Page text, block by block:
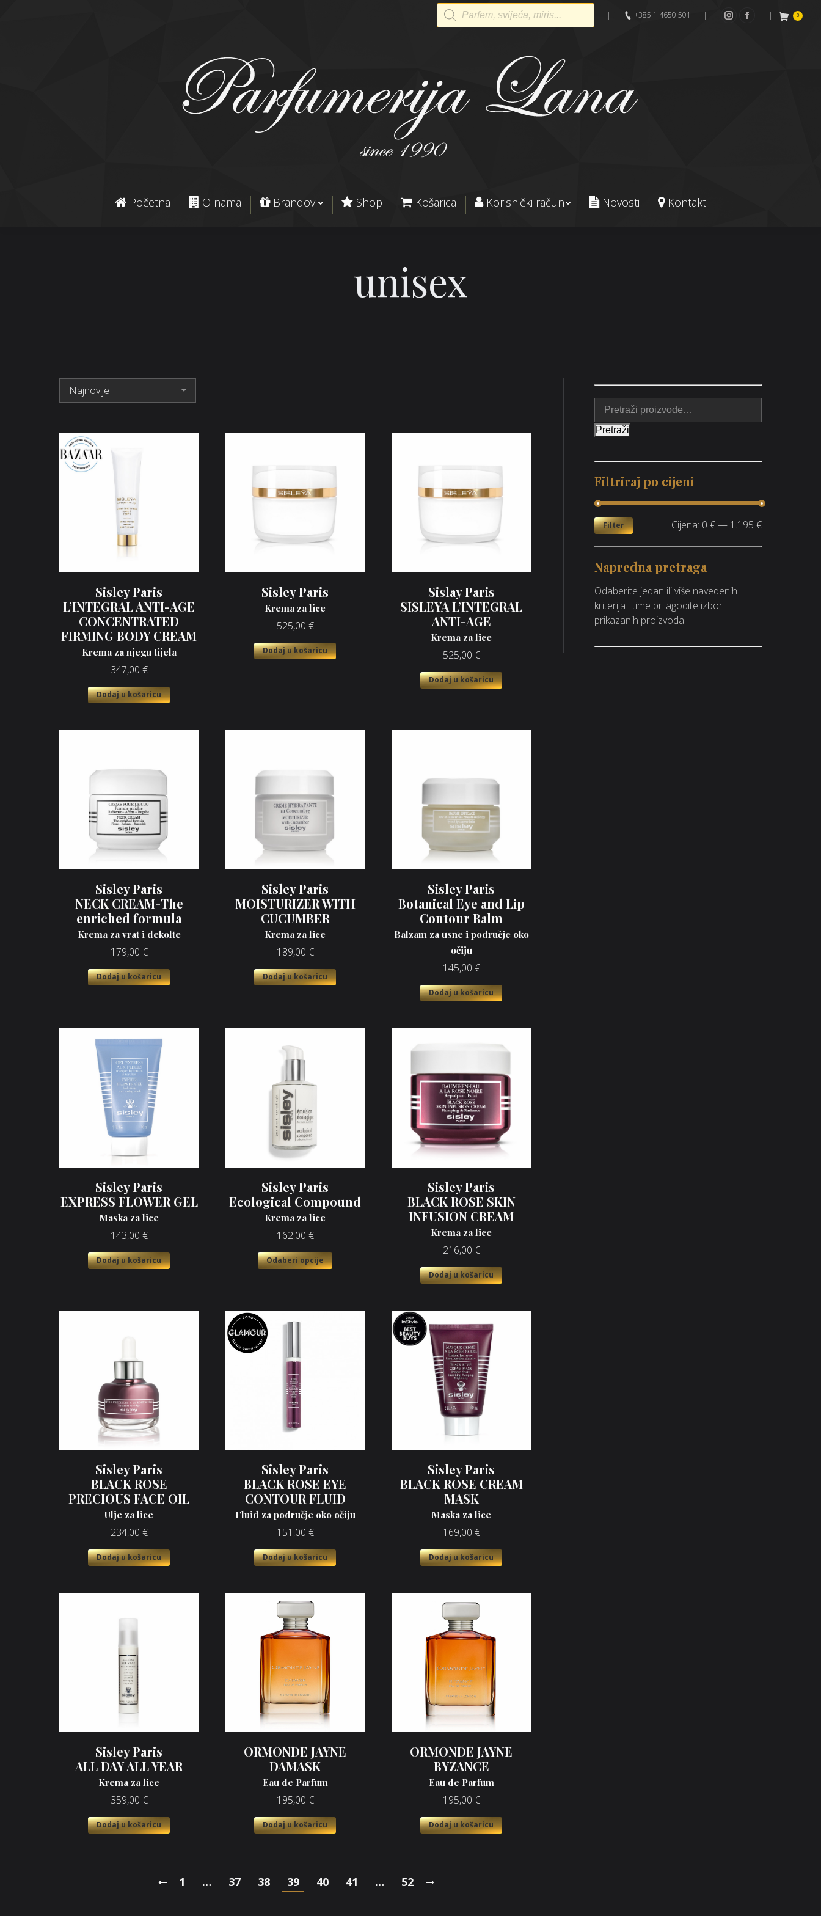
Products
search
| +385 1 4650 501 |
Instagram
Facebook
| 0
Početna O nama Brandovi Shop Košarica Korisnički račun Novosti Kontakt
unisex
Sisley Paris
L’INTEGRAL ANTI-AGE
CONCENTRATED
FIRMING BODY CREAM
Krema za njegu tijela
347,00 €
Dodaj u košaricu
Sisley Paris
Krema za lice
525,00 €
Dodaj u košaricu
Sislay Paris
SISLEYA L’INTEGRAL
ANTI-AGE
Krema za lice
525,00 €
Dodaj u košaricu
Sisley Paris
NECK CREAM-The
enriched formula
Krema za vrat i dekolte
179,00 €
Dodaj u košaricu
Sisley Paris
MOISTURIZER WITH
CUCUMBER
Krema za lice
189,00 €
Dodaj u košaricu
Sisley Paris
Botanical Eye and Lip
Contour Balm
Balzam za usne i područje oko
očiju
145,00 €
Dodaj u košaricu
Sisley Paris
EXPRESS FLOWER GEL
Maska za lice
143,00 €
Dodaj u košaricu
Sisley Paris
Ecological Compound
Krema za lice
162,00 €
Odaberi opcije
Sisley Paris
BLACK ROSE SKIN
INFUSION CREAM
Krema za lice
216,00 €
Dodaj u košaricu
Sisley Paris
BLACK ROSE
PRECIOUS FACE OIL
Ulje za lice
234,00 €
Dodaj u košaricu
Sisley Paris
BLACK ROSE EYE
CONTOUR FLUID
Fluid za područje oko očiju
151,00 €
Dodaj u košaricu
Sisley Paris
BLACK ROSE CREAM
MASK
Maska za lice
169,00 €
Dodaj u košaricu
Sisley Paris
ALL DAY ALL YEAR
Krema za lice
359,00 €
Dodaj u košaricu
ORMONDE JAYNE
DAMASK
Eau de Parfum
195,00 €
Dodaj u košaricu
ORMONDE JAYNE
BYZANCE
Eau de Parfum
195,00 €
Dodaj u košaricu
1 … 37 38 39 40 41 … 52
Pretraži
Filtriraj po cijeni
Filter Cijena: 0 €— 1.195 €
Napredna pretraga
Odaberite jedan ili više navedenih
kriterija i time prilagodite izbor
prikazanih proizvoda.